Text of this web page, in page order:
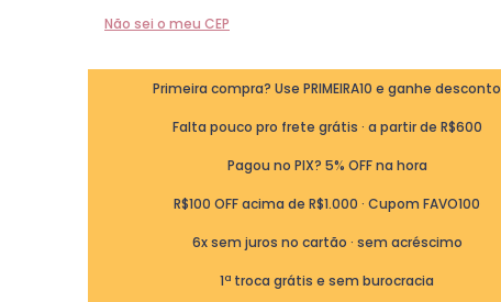
Não sei o meu CEP
Primeira compra? Use PRIMEIRA10 e ganhe desconto
Falta pouco pro frete grátis · a partir de R$600
Pagou no PIX? 5% OFF na hora
R$100 OFF acima de R$1.000 · Cupom FAVO100
6x sem juros no cartão · sem acréscimo
1ª troca grátis e sem burocracia